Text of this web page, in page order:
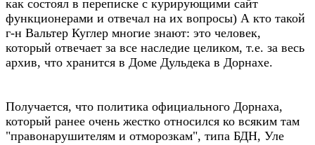
как состоял в переписке с курирующими сайт
функционерами и отвечал на их вопросы) А кто такой
г-н Вальтер Куглер многие знают: это человек,
который отвечает за все наследие целиком, т.е. за весь
архив, что хранится в Доме Дульдека в Дорнахе.
Получается, что политика официального Дорнаха,
который ранее очень жестко относился ко всяким там
"правонарушителям и отморозкам", типа БДН, Уле